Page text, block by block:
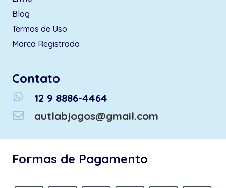
Blog
Termos de Uso
Marca Registrada
Contato
whatsapp
12 9 8886-4464
autlabjogos@gmail.com
Formas de Pagamento